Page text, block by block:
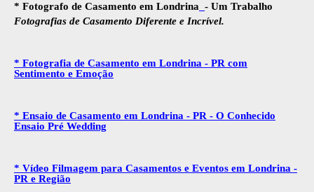
* Fotografo de Casamento em Londrina - Um Trabalho
Fotografias de Casamento Diferente e Incrível.
* Fotografia de Casamento em Londrina - PR com
Sentimento e Emoção
* Ensaio de Casamento em Londrina - PR - O Conhecido
Ensaio Pré Wedding
* Vídeo Filmagem para Casamentos e Eventos em Londrina -
PR e Região